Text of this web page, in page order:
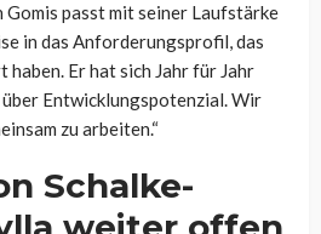
Gomis passt mit seiner Laufstärke
in das Anforderungsprofil, das
Er hat sich Jahr für Jahr
Entwicklungspotenzial. Wir
zu arbeiten.“
Schalke-